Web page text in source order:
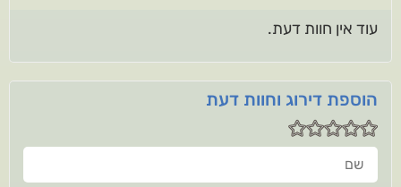
עוד אין חוות דעת.
הוספת דירוג וחוות דעת
שם